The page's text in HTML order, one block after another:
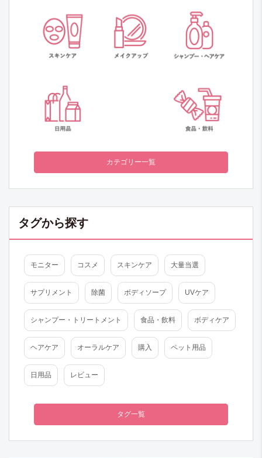
カテゴリー一覧
タグから探す
モニター コスメ スキンケア 大量当選
サプリメント 除菌 ボディソープ UVケア
シャンプー・トリートメント 食品・飲料 ボディケア
ヘアケア オーラルケア 購入 ペット用品
日用品 レビュー
タグ一覧